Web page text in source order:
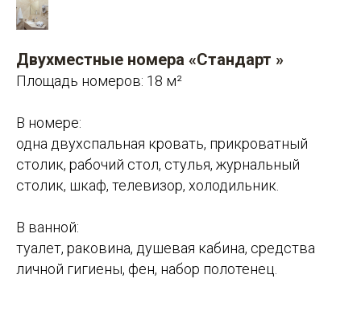
Двухместные номера «Стандарт »
Площадь номеров: 18 м²
В номере:
одна двухспальная кровать, прикроватный
столик, рабочий стол, стулья, журнальный
столик, шкаф, телевизор, холодильник.
В ванной:
туалет, раковина, душевая кабина, средства
личной гигиены, фен, набор полотенец.